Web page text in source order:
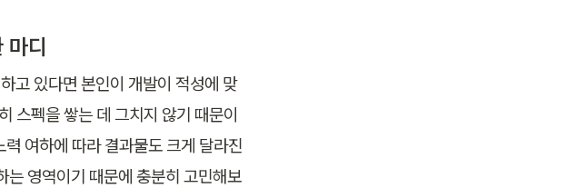
마디
고 있다면 본인이 개발이 적성에 맞
스펙을 쌓는 데 그치지 않기 때문이
여하에 따라 결과물도 크게 달라진
영역이기 때문에 충분히 고민해보